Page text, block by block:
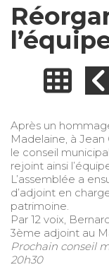
Après un
Madelaine, à
le conseil
rejoint ainsi
L’assemblée a
d’adjoint en
patrimoine.
Par 12 voix,
3ème adjoint au
Prochain conseil
20h30